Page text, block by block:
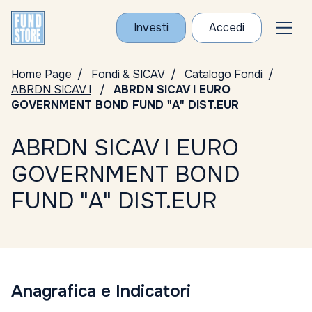
Investi Accedi
Home Page Fondi & SICAV
Catalogo Fondi
ABRDN SICAV I
ABRDN SICAV I EURO
GOVERNMENT BOND FUND "A" DIST.EUR
ABRDN SICAV I EURO
GOVERNMENT BOND
FUND "A" DIST.EUR
Anagrafica e Indicatori